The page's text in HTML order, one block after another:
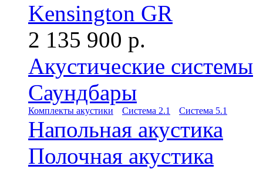
Kensington GR
2 135 900 р.
Акустические системы
Саундбары
Комплекты акустики Система 2.1 Система 5.1
Напольная акустика
Полочная акустика